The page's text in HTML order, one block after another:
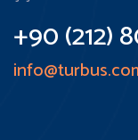
+90 (212)